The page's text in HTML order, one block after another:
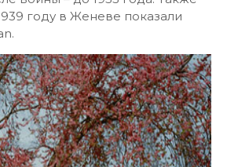
году в Женеве показали